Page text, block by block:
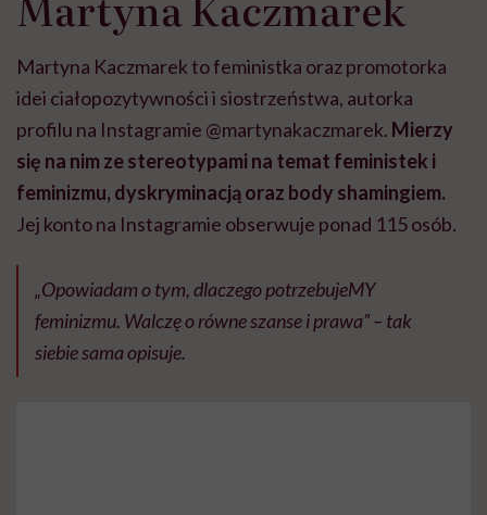
Martyna Kaczmarek to feministka oraz promotorka
idei ciałopozytywności i siostrzeństwa, autorka
profilu na Instagramie @martynakaczmarek. Mierzy
się na nim ze stereotypami na temat feministek i
feminizmu, dyskryminacją oraz body shamingiem.
Jej konto na Instagramie obserwuje ponad 115 osób.
„Opowiadam o tym, dlaczego potrzebujeMY
feminizmu. Walczę o równe szanse i prawa” – tak
siebie sama opisuje.